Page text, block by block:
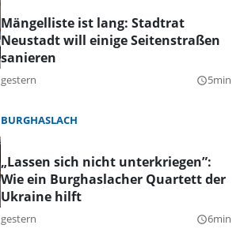
Mängelliste ist lang: Stadtrat
Neustadt will einige Seitenstraßen
sanieren
gestern query_builder5min
BURGHASLACH
„Lassen sich nicht unterkriegen”:
Wie ein Burghaslacher Quartett der
Ukraine hilft
gestern query_builder6min